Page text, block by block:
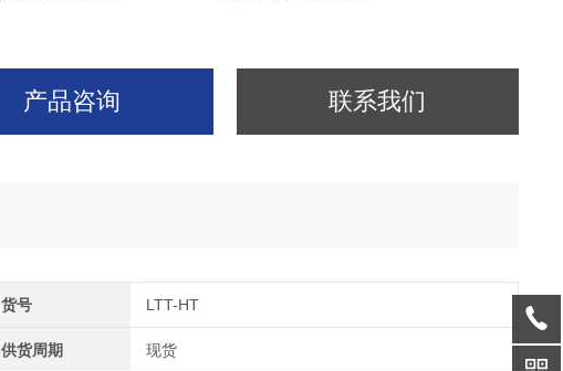
产品咨询 联系我们
货号 LTT-HT
供货周期 现货